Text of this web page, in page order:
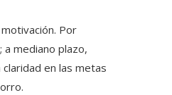
Por
mediano plazo,
en las metas